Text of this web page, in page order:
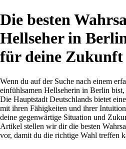
Die besten
Hellseher in
für deine Zukunft
Wenn du auf der Suche nach einem
einfühlsamen Hellseherin in Berlin
Die Hauptstadt Deutschlands bietet
mit ihren Fähigkeiten und ihrer
deine gegenwärtige Situation und
Artikel stellen wir dir die besten
vor, damit du die richtige Wahl treffen